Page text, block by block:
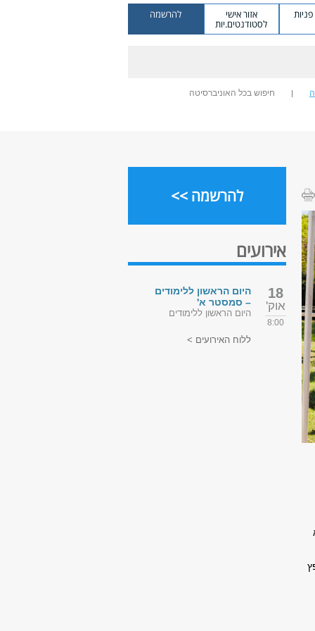
אזור אישי
לסטודנטים.יות
להרשמה
חיפוש בכל האוניברסיטה
להרשמה >>
אירועים
18
אוק'
8:00
היום הראשון ללימודים
– סמסטר א'
היום הראשון ללימודים
ללוח האירועים >